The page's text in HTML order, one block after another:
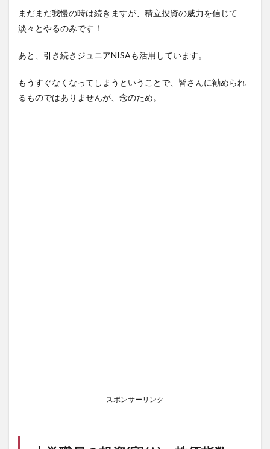
まだまだ我慢の時は続きますが、積立投資の威力を信じて
淡々とやるのみです！
あと、引き続きジュニアNISAも活用しています。
もうすぐなくなってしまうということで、皆さんに勧められ
るものではありませんが、念のため。
スポンサーリンク